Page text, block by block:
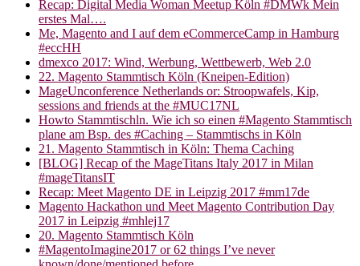
Recap: Digital Media Woman Meetup Köln #DMWk Mein
erstes Mal….
Me, Magento and I auf dem eCommerceCamp in Hamburg
#eccHH
dmexco 2017: Wind, Werbung, Wettbewerb, Web 2.0
22. Magento Stammtisch Köln (Kneipen-Edition)
MageUnconference Netherlands or: Stroopwafels, Kip,
sessions and friends at the #MUC17NL
Howto Stammtischln. Wie ich so einen #Magento Stammtisch
plane am Bsp. des #Caching – Stammtischs in Köln
21. Magento Stammtisch in Köln: Thema Caching
[BLOG] Recap of the MageTitans Italy 2017 in Milan
#mageTitansIT
Recap: Meet Magento DE in Leipzig 2017 #mm17de
Magento Hackathon und Meet Magento Contribution Day
2017 in Leipzig #mhlej17
20. Magento Stammtisch Köln
#MagentoImagine2017 or 62 things I’ve never